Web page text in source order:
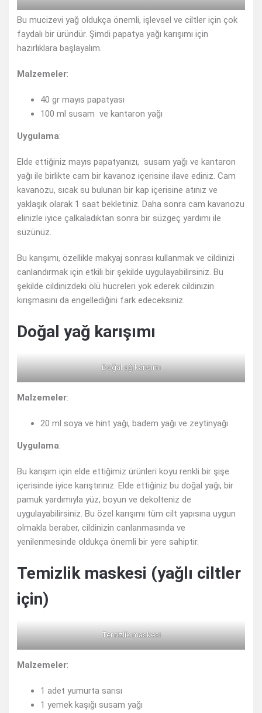
Bu mucizevi yağ oldukça önemli, işlevsel ve ciltler için çok
faydalı bir üründür. Şimdi papatya yağı karışımı için
hazırlıklara başlayalım.
Malzemeler:
40 gr mayıs papatyası
100 ml susam ve kantaron yağı
Uygulama:
Elde ettiğiniz mayıs papatyanızı, susam yağı ve kantaron
yağı ile birlikte cam bir kavanoz içerisine ilave ediniz. Cam
kavanozu, sıcak su bulunan bir kap içerisine atınız ve
yaklaşık olarak 1 saat bekletiniz. Daha sonra cam kavanozu
elinizle iyice çalkaladıktan sonra bir süzgeç yardımı ile
süzünüz.
Bu karışımı, özellikle makyaj sonrası kullanmak ve cildinizi
canlandırmak için etkili bir şekilde uygulayabilirsiniz. Bu
şekilde cildinizdeki ölü hücreleri yok ederek cildinizin
kırışmasını da engellediğini fark edeceksiniz.
Doğal yağ karışımı
Doğal ağ karışımı
Malzemeler:
20 ml soya ve hint yağı, badem yağı ve zeytinyağı
Uygulama:
Bu karışım için elde ettiğimiz ürünleri koyu renkli bir şişe
içerisinde iyice karıştırınız. Elde ettiğiniz bu doğal yağı, bir
pamuk yardımıyla yüz, boyun ve dekolteniz de
uygulayabilirsiniz. Bu özel karışımı tüm cilt yapısına uygun
olmakla beraber, cildinizin canlanmasında ve
yenilenmesinde oldukça önemli bir yere sahiptir.
Temizlik maskesi (yağlı ciltler
için)
Temizlik maskesi
Malzemeler:
1 adet yumurta sarısı
1 yemek kaşığı susam yağı